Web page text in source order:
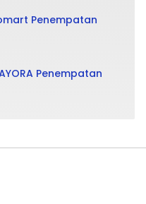
Penempatan
Penempatan